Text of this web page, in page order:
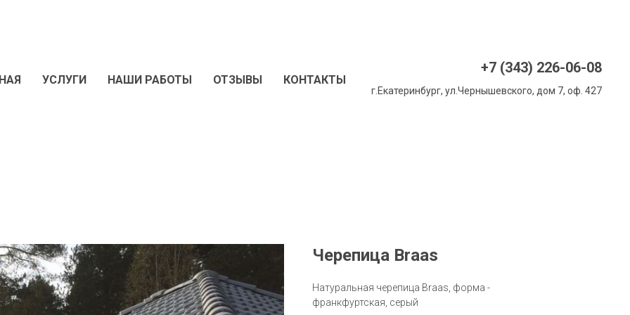
УСЛУГИ НАШИ РАБОТЫ ОТЗЫВЫ КОНТАКТЫ
+7 (343) 226-06-08
г.Екатеринбург, ул.Чернышевского, дом 7, оф. 427
Черепица Braas
Натуральная черепица Braas, форма -
франкфуртская, серый